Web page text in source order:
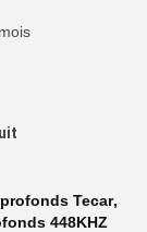
Tecar,
448KHZ